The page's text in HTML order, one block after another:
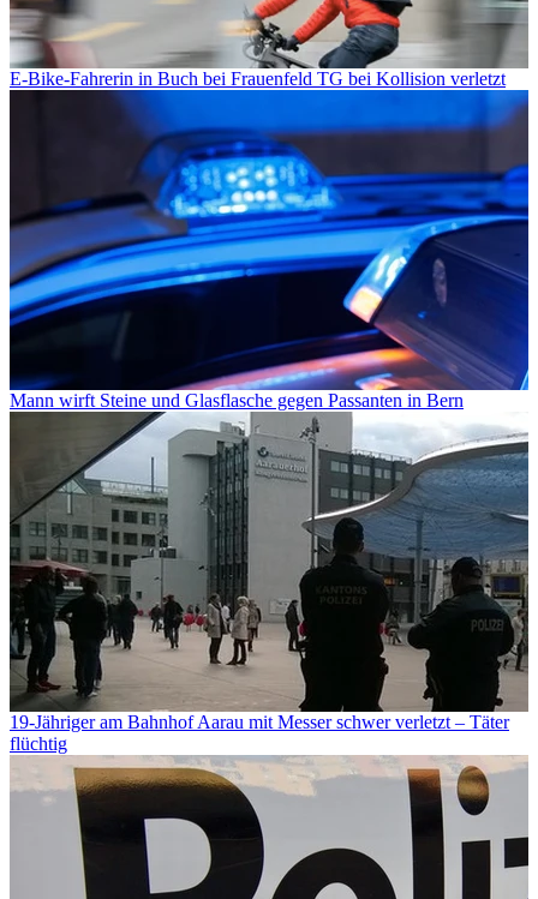
E-Bike-Fahrerin in Buch bei Frauenfeld TG bei Kollision verletzt
Mann wirft Steine und Glasflasche gegen Passanten in Bern
19-Jähriger am Bahnhof Aarau mit Messer schwer verletzt – Täter
flüchtig